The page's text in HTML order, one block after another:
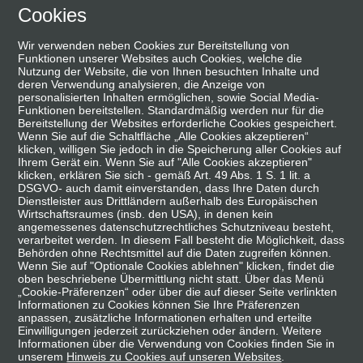
Skip
main
content
Startseite|Krankheitsbild |Was ist CLL?
Vorlesen
Was ist chronische lymphatische
Cookies
Wir verwenden neben Cookies zur Bereitstellung von
Funktionen unserer Websites auch Cookies, welche die
Nutzung der Website, die von Ihnen besuchten Inhalte und
deren Verwendung analysieren, die Anzeige von
personalisierten Inhalten ermöglichen, sowie Social Media-
Funktionen bereitstellen. Standardmäßig werden nur für die
Bereitstellung der Websites erforderliche Cookies gespeichert.
Wenn Sie auf die Schaltfläche „Alle Cookies akzeptieren“
klicken, willigen Sie jedoch in die Speicherung aller Cookies auf
Ihrem Gerät ein. Wenn Sie auf "Alle Cookies akzeptieren"
klicken, erklären Sie sich - gemäß Art. 49 Abs. 1 S. 1 lit. a
DSGVO- auch damit einverstanden, dass Ihre Daten durch
Dienstleister aus Drittländern außerhalb des Europäischen
Wirtschaftsraumes (insb. den USA), in denen kein
angemessenes datenschutzrechtliches Schutzniveau besteht,
verarbeitet werden. In diesem Fall besteht die Möglichkeit, dass
Behörden ohne Rechtsmittel auf die Daten zugreifen können.
Wenn Sie auf "Optionale Cookies ablehnen" klicken, findet die
oben beschriebene Übermittlung nicht statt. Über das Menü
„Cookie-Präferenzen“ oder über die auf dieser Seite verlinkten
Informationen zu Cookies können Sie Ihre Präferenzen
anpassen, zusätzliche Informationen erhalten und erteilte
Einwilligungen jederzeit zurückziehen oder ändern. Weitere
Informationen über die Verwendung von Cookies finden Sie in
unserem Hinweis zu Cookies auf unseren Websites